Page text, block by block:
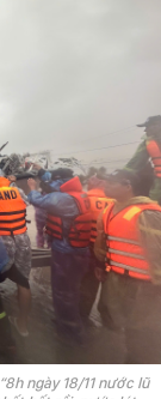
ngày 18/11 nước lũ